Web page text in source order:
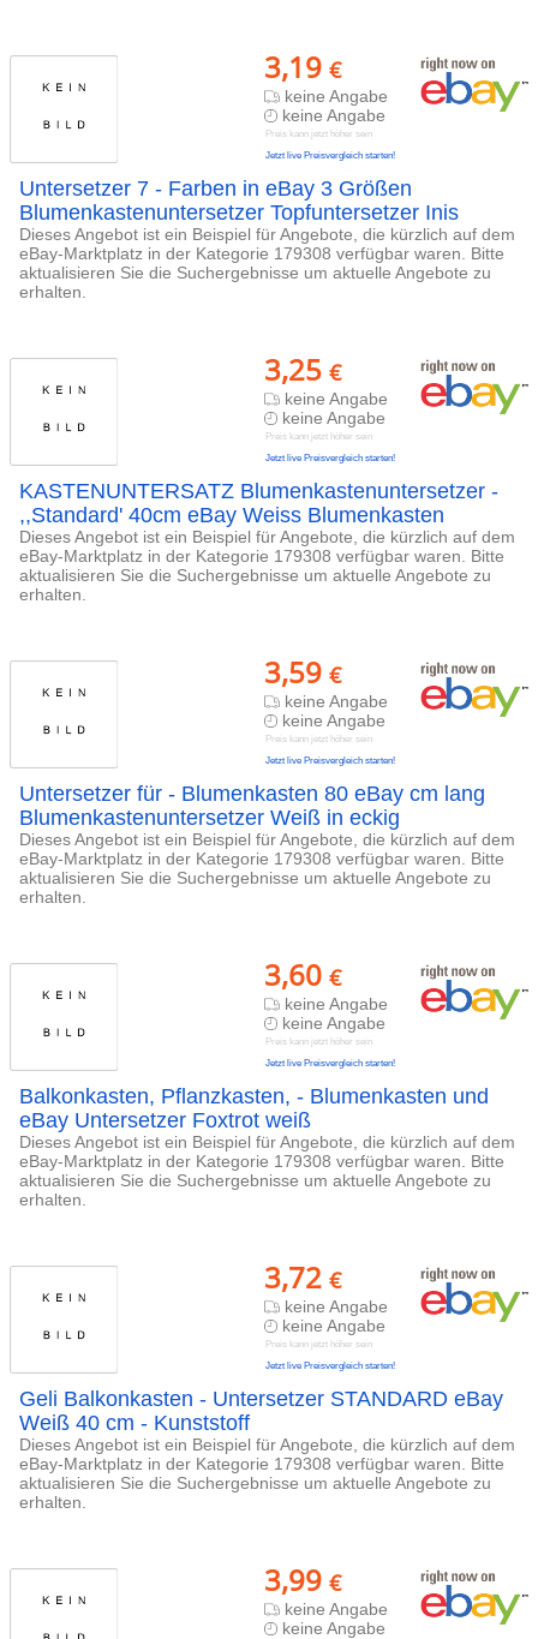
3,19 €
keine Angabe
keine Angabe
Preis kann jetzt höher sein
Jetzt live Preisvergleich starten!
Untersetzer 7 - Farben in eBay 3 Größen
Blumenkastenuntersetzer Topfuntersetzer Inis
Dieses Angebot ist ein Beispiel für Angebote, die kürzlich auf dem
eBay-Marktplatz in der Kategorie 179308 verfügbar waren. Bitte
aktualisieren Sie die Suchergebnisse um aktuelle Angebote zu
erhalten.
3,25 €
keine Angabe
keine Angabe
Preis kann jetzt höher sein
Jetzt live Preisvergleich starten!
KASTENUNTERSATZ Blumenkastenuntersetzer -
,,Standard' 40cm eBay Weiss Blumenkasten
Dieses Angebot ist ein Beispiel für Angebote, die kürzlich auf dem
eBay-Marktplatz in der Kategorie 179308 verfügbar waren. Bitte
aktualisieren Sie die Suchergebnisse um aktuelle Angebote zu
erhalten.
3,59 €
keine Angabe
keine Angabe
Preis kann jetzt höher sein
Jetzt live Preisvergleich starten!
Untersetzer für - Blumenkasten 80 eBay cm lang
Blumenkastenuntersetzer Weiß in eckig
Dieses Angebot ist ein Beispiel für Angebote, die kürzlich auf dem
eBay-Marktplatz in der Kategorie 179308 verfügbar waren. Bitte
aktualisieren Sie die Suchergebnisse um aktuelle Angebote zu
erhalten.
3,60 €
keine Angabe
keine Angabe
Preis kann jetzt höher sein
Jetzt live Preisvergleich starten!
Balkonkasten, Pflanzkasten, - Blumenkasten und
eBay Untersetzer Foxtrot weiß
Dieses Angebot ist ein Beispiel für Angebote, die kürzlich auf dem
eBay-Marktplatz in der Kategorie 179308 verfügbar waren. Bitte
aktualisieren Sie die Suchergebnisse um aktuelle Angebote zu
erhalten.
3,72 €
keine Angabe
keine Angabe
Preis kann jetzt höher sein
Jetzt live Preisvergleich starten!
Geli Balkonkasten - Untersetzer STANDARD eBay
Weiß 40 cm - Kunststoff
Dieses Angebot ist ein Beispiel für Angebote, die kürzlich auf dem
eBay-Marktplatz in der Kategorie 179308 verfügbar waren. Bitte
aktualisieren Sie die Suchergebnisse um aktuelle Angebote zu
erhalten.
3,99 €
keine Angabe
keine Angabe